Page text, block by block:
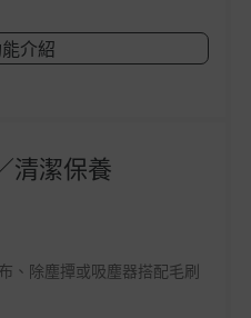
介紹
清潔保養
、除塵撢或吸塵器搭配毛刷